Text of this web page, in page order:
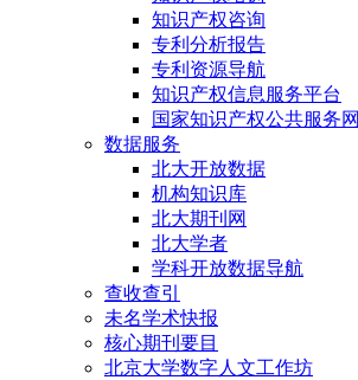
知识产权咨询
专利分析报告
专利资源导航
知识产权信息服务平台
国家知识产权公共服务网
数据服务
北大开放数据
机构知识库
北大期刊网
北大学者
学科开放数据导航
查收查引
未名学术快报
核心期刊要目
北京大学数字人文工作坊